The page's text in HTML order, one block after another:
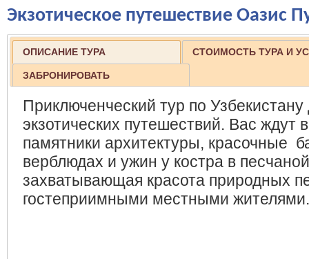
Экзотическое путешествие Оазис
ОПИСАНИЕ ТУРА СТОИМОСТЬ ТУРА И
ЗАБРОНИРОВАТЬ
Приключенческий тур по
экзотических путешествий. Вас ждут
памятники архитектуры, красочные
верблюдах и ужин у костра в
захватывающая красота природных
гостеприимными местными